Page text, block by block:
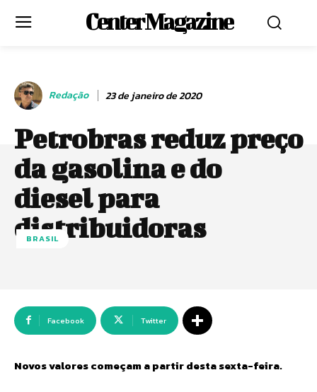
Center Magazine
Redação 23 de janeiro de 2020
Petrobras reduz preço
da gasolina e do
diesel para
distribuidoras
BRASIL
Facebook Twitter
Novos valores começam a partir desta sexta-feira.